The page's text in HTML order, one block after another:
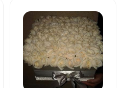
Цветы в коробках